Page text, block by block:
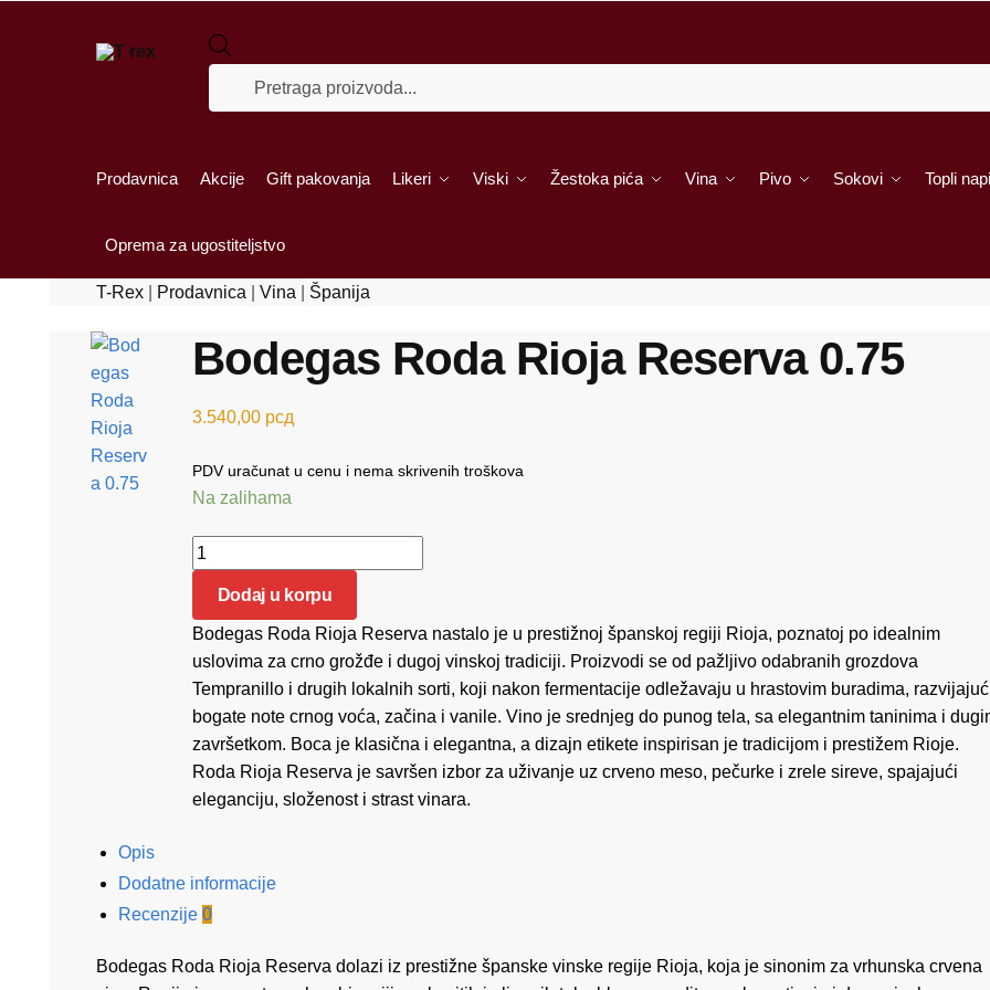
Prodavnica Akcije Gift pakovanja Likeri Viski Žestoka pića Vina Pivo Sokovi Topli
Oprema za ugostiteljstvo
T-Rex Prodavnica Vina Španija
Bodegas Roda Rioja Reserva 0.75
3.540,00 рсд
PDV uračunat u cenu i nema skrivenih troškova
Na zalihama
Bodegas Roda Rioja Reserva 0.75 količina
Dodaj u korpu
Bodegas Roda Rioja Reserva nastalo je u prestižnoj španskoj regiji Rioja, poznatoj po idealnim
uslovima za crno grožđe i dugoj vinskoj tradiciji. Proizvodi se od pažljivo odabranih grozdova
Tempranillo i drugih lokalnih sorti, koji nakon fermentacije odležavaju u hrastovim buradima,
bogate note crnog voća, začina i vanile. Vino je srednjeg do punog tela, sa elegantnim taninima i
završetkom. Boca je klasična i elegantna, a dizajn etikete inspirisan je tradicijom i prestižem Rioje.
Roda Rioja Reserva je savršen izbor za uživanje uz crveno meso, pečurke i zrele sireve, spajajući
eleganciju, složenost i strast vinara.
Opis
Dodatne informacije
Recenzije 0
Bodegas Roda Rioja Reserva dolazi iz prestižne španske vinske regije Rioja, koja je sinonim za vrhunska crvena